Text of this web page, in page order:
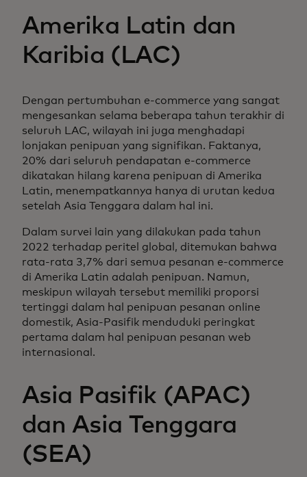
Amerika Latin dan
Karibia (LAC)
Dengan pertumbuhan e-commerce yang sangat
mengesankan selama beberapa tahun terakhir di
seluruh LAC, wilayah ini juga menghadapi
lonjakan penipuan yang signifikan. Faktanya,
20% dari seluruh pendapatan e-commerce
dikatakan hilang karena penipuan di Amerika
Latin, menempatkannya hanya di urutan kedua
setelah Asia Tenggara dalam hal ini.
Dalam survei lain yang dilakukan pada tahun
2022 terhadap peritel global, ditemukan bahwa
rata-rata 3,7% dari semua pesanan e-commerce
di Amerika Latin adalah penipuan. Namun,
meskipun wilayah tersebut memiliki proporsi
tertinggi dalam hal penipuan pesanan online
domestik, Asia-Pasifik menduduki peringkat
pertama dalam hal penipuan pesanan web
internasional.
Asia Pasifik (APAC)
dan Asia Tenggara
(SEA)